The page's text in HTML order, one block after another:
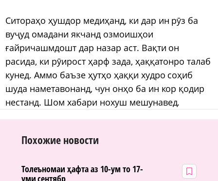
Ситораҳо ҳушдор медиҳанд, ки дар ин рӯз ба
вуҷуд омадани якчанд озмоишҳои
ғайричашмдошт дар назар аст. Вақти он
расида, ки рӯирост ҳарф зада, ҳаққатонро талаб
кунед. Аммо баъзе ҳутҳо ҳаққи худро соҳиб
шуда наметавонанд, чун онҳо ба ин кор қодир
нестанд. Шом хабари нохуш мешунавед.
Похожие новости
Толеъномаи ҳафта аз 10-ум то 17-
уми сентябр